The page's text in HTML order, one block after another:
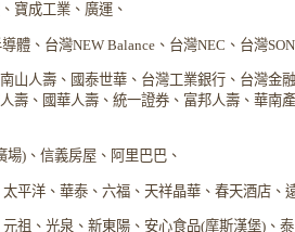
寶成工業、廣運、
體、台灣NEW Balance、台灣NEC、台灣
山人壽、國泰世華、台灣工業銀行、台灣金
壽、國華人壽、統一證券、富邦人壽、華南
)、信義房屋、阿里巴巴、
平洋、華泰、六福、天祥晶華、春天酒店、
祖、光泉、新東陽、安心食品(摩斯漢堡)、